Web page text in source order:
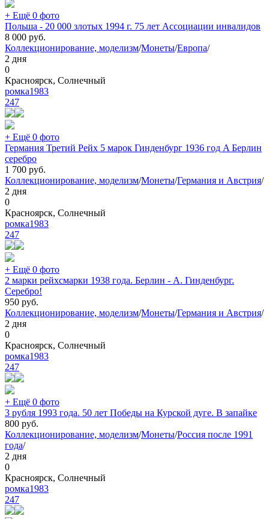
+ Ещё 0 фото
Польша - 20 000 злотых 1994 г. 75 лет Ассоциации инвалидов
8 000 руб.
Коллекционирование, моделизм/Монеты/Европа/
2 дня
0
Красноярск, Солнечный
ромка1983
247
+ Ещё 0 фото
Германия Третий Рейх 5 марок Гинденбург 1936 год A Берлин
серебро
1 700 руб.
Коллекционирование, моделизм/Монеты/Германия и Австрия/
2 дня
0
Красноярск, Солнечный
ромка1983
247
+ Ещё 0 фото
2 марки рейхсмарки 1938 года. Берлин - A. Гинденбург.
Серебро!
950 руб.
Коллекционирование, моделизм/Монеты/Германия и Австрия/
2 дня
0
Красноярск, Солнечный
ромка1983
247
+ Ещё 0 фото
3 рубля 1993 года. 50 лет Победы на Курской дуге. В запайке
800 руб.
Коллекционирование, моделизм/Монеты/Россия после 1991
года/
2 дня
0
Красноярск, Солнечный
ромка1983
247